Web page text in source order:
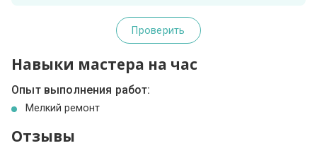
Проверить
Навыки мастера на час
Опыт выполнения работ:
Мелкий ремонт
Отзывы